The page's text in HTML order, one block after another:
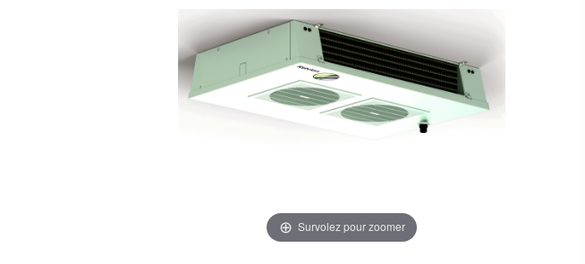
Survolez pour zoomer